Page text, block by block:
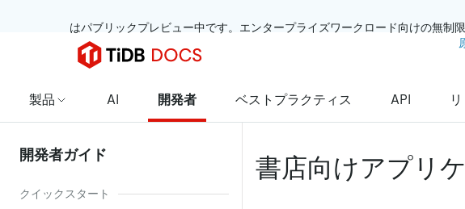
はパブリックプレビュー中です。エンタープライズワークロード向けの無制
製品 AI 開発者 ベストプラクティス API
開発者ガイド
クイックスタート
書店向けアプリ